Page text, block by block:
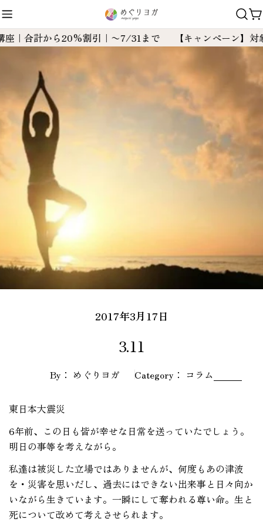
コ
ン
テ
ス
合計から20%割引｜〜7/31まで 【キャンペーン】対象
2017年3月17日
3.11
By： めぐりヨガ Category： コラム
東日本大震災
6年前、この日も皆が幸せな日常を送っていたでしょう。
明日の事等を考えながら。
私達は被災した立場ではありませんが、何度もあの津波
を・災害を思いだし、過去にはできない出来事と日々向か
いながら生きています。一瞬にして奪われる尊い命。生と
死について改めて考えさせられます。